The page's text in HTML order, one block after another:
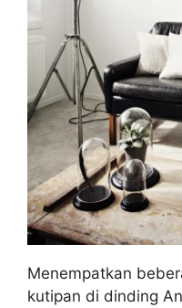
Menempatkan
kutipan di dinding